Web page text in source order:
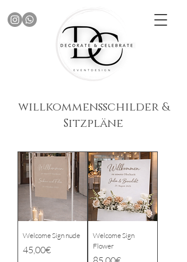
willkommensschilder &
Sitzpläne
Welcome Sign nude
Price
45,00€
Welcome Sign
Flower
Price